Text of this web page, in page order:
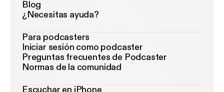
Blog
¿Necesitas ayuda?
Para podcasters
Iniciar sesión como podcaster
Preguntas frecuentes de Podcaster
Normas de la comunidad
Escuchar en iPhone